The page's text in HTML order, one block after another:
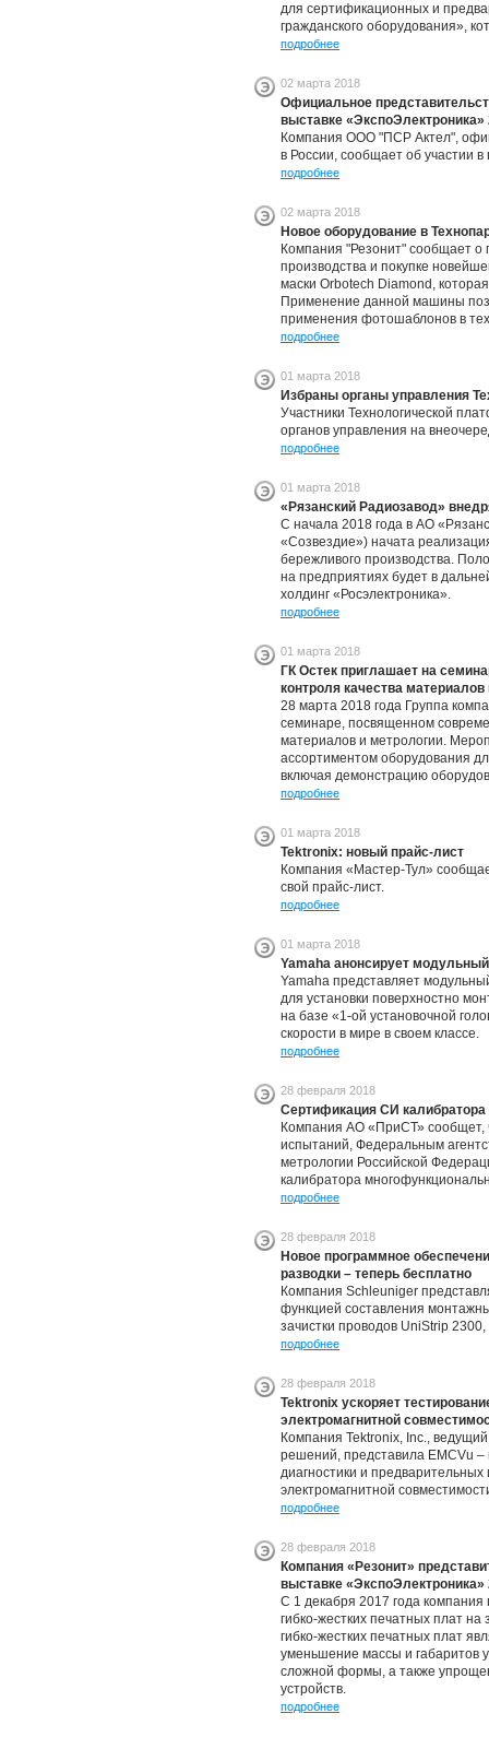
для сертификационных и
гражданского оборудования»,
подробнее
02 марта 2018
Официальное
выставке «ЭкспоЭлектроника»
Компания ООО "ПСР Актел",
в России, сообщает об участии
подробнее
02 марта 2018
Новое оборудование в
Компания "Резонит" сообщает
производства и покупке
маски Orbotech Diamond,
Применение данной машины
применения фотошаблонов в
подробнее
01 марта 2018
Избраны органы управления
Участники Технологической
органов управления на
подробнее
01 марта 2018
«Рязанский Радиозавод»
С начала 2018 года в АО
«Созвездие») начата
бережливого производства.
на предприятиях будет в
холдинг «Росэлектроника».
подробнее
01 марта 2018
ГК Остек приглашает на
контроля качества материалов
28 марта 2018 года Группа
семинаре, посвященном
материалов и метрологии.
ассортиментом оборудования
включая демонстрацию
подробнее
01 марта 2018
Tektronix: новый прайс-лист
Компания «Мастер-Тул»
свой прайс-лист.
подробнее
01 марта 2018
Yamaha анонсирует
Yamaha представляет
для установки поверхностно
на базе «1-ой установочной
скорости в мире в своем классе.
подробнее
28 февраля 2018
Сертификация СИ
Компания АО «ПриСТ» сообщет,
испытаний, Федеральным
метрологии Российской
калибратора
подробнее
28 февраля 2018
Новое программное
разводки – теперь бесплатно
Компания Schleuniger
функцией составления
зачистки проводов UniStrip
подробнее
28 февраля 2018
Tektronix ускоряет
электромагнитной
Компания Tektronix, Inc.,
решений, представила EMCVu
диагностики и
электромагнитной
подробнее
28 февраля 2018
Компания «Резонит»
выставке «ЭкспоЭлектроника»
С 1 декабря 2017 года компания
гибко-жестких печатных плат
гибко-жестких печатных плат
уменьшение массы и габаритов
сложной формы, а также
устройств.
подробнее